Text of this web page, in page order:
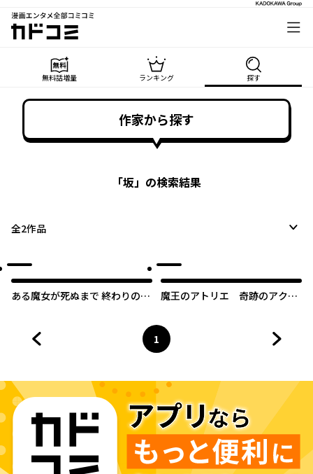
漫画エンタメ全部コミコミ
カドコミ
無料話増量 ランキング 探す
作家から探す
「坂」の検索結果
全2作品
ある魔女が死ぬまで 終わりの言
魔王のアトリエ 奇跡のアクセ
ページ
1
へ